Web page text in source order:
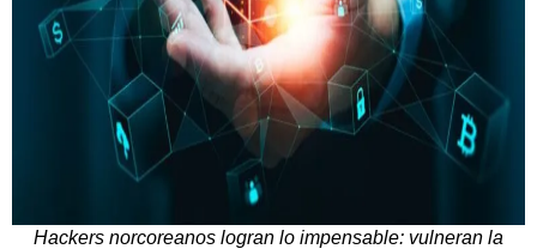
Hackers norcoreanos logran lo impensable: vulneran la